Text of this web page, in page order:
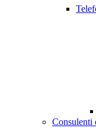
Consulenti